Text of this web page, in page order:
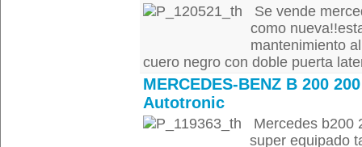
Se vende
como
mantenimiento
cuero negro con doble puerta
MERCEDES-BENZ B 200 200
Autotronic
Mercedes b200
super equipado